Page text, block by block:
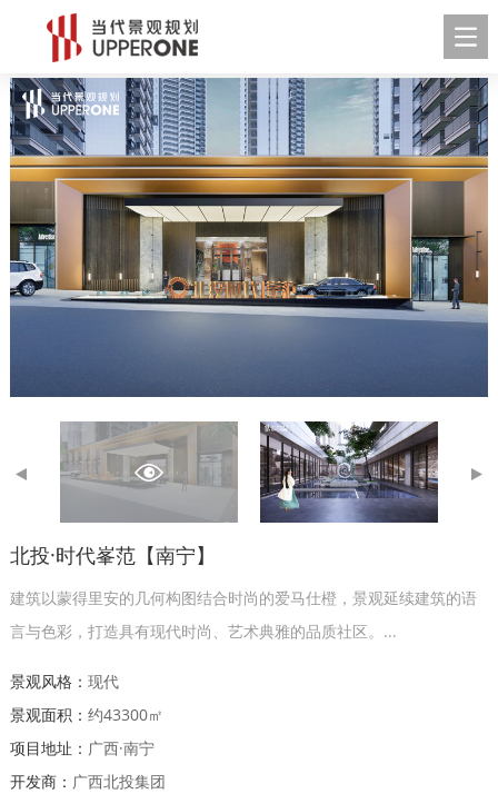
北投·时代峯范【南宁】
建筑以蒙得里安的几何构图结合时尚的爱马仕橙，景观延续建筑的语
言与色彩，打造具有现代时尚、艺术典雅的品质社区。...
景观风格： 现代
景观面积： 约43300㎡
项目地址： 广西·南宁
开发商： 广西北投集团